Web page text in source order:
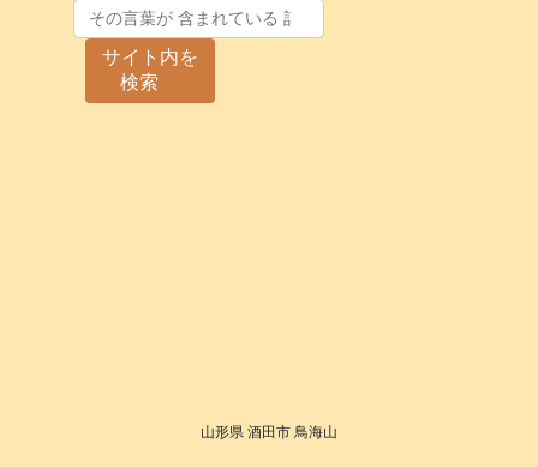
サイト内を
検索
山形県 酒田市 鳥海山